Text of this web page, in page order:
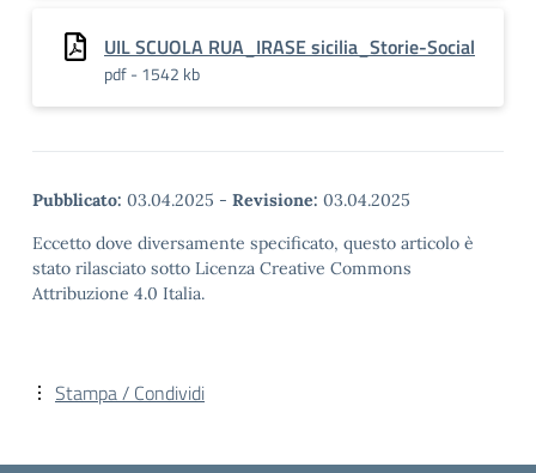
UIL SCUOLA RUA_IRASE sicilia_Storie-Social
pdf - 1542 kb
Pubblicato: 03.04.2025 - Revisione: 03.04.2025
Eccetto dove diversamente specificato, questo articolo è
stato rilasciato sotto Licenza Creative Commons
Attribuzione 4.0 Italia.
Stampa / Condividi